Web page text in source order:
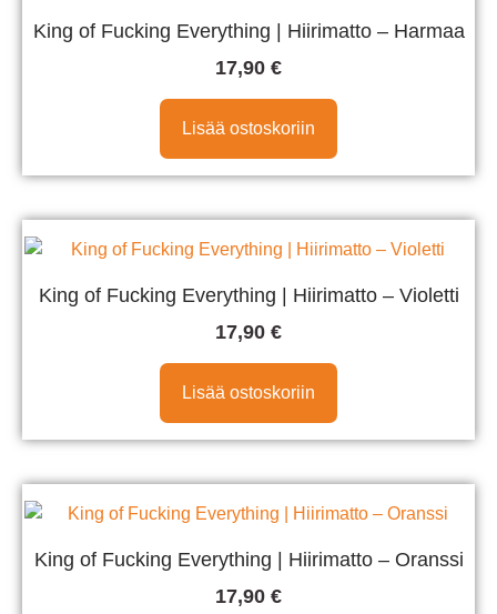
King of Fucking Everything | Hiirimatto – Harmaa
17,90 €
Lisää ostoskoriin
King of Fucking Everything | Hiirimatto – Violetti
17,90 €
Lisää ostoskoriin
King of Fucking Everything | Hiirimatto – Oranssi
17,90 €